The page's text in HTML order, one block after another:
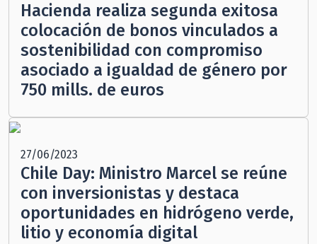
Hacienda realiza segunda exitosa
colocación de bonos vinculados a
sostenibilidad con compromiso
asociado a igualdad de género por
750 mills. de euros
27/06/2023
Chile Day: Ministro Marcel se reúne
con inversionistas y destaca
oportunidades en hidrógeno verde,
litio y economía digital